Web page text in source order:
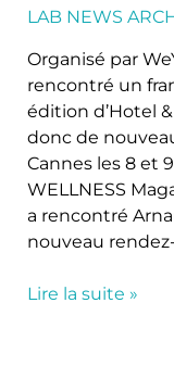
LAB NEWS
Organisé par
rencontré un
édition d’Hotel
donc de
Cannes les 8 et
WELLNESS
a rencontré
nouveau
édition
Lire la suite »